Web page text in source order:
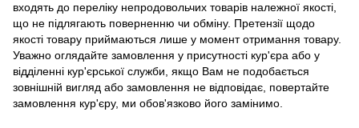
входять до переліку непродовольчих товарів належної якості,
що не підлягають поверненню чи обміну. Претензії щодо
якості товару приймаються лише у момент отримання товару.
Уважно оглядайте замовлення у присутності кур'єра або у
відділенні кур'єрської служби, якщо Вам не подобається
зовнішній вигляд або замовлення не відповідає, повертайте
замовлення кур'єру, ми обов'язково його замінимо.